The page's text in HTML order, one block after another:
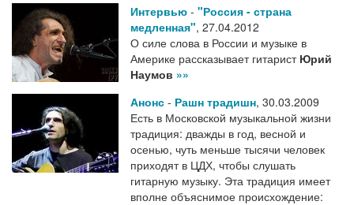
Интервью - "Россия - страна
медленная", 27.04.2012
О силе слова в России и музыке в
Америке рассказывает гитарист Юрий
Наумов »»
Анонс - Рашн традишн, 30.03.2009
Есть в Московской музыкальной жизни
традиция: дважды в год, весной и
осенью, чуть меньше тысячи человек
приходят в ЦДХ, чтобы слушать
гитарную музыку. Эта традиция имеет
вполне объяснимое происхождение: